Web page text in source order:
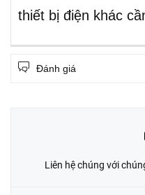
thiết bị điện khác
Đánh giá
Liên hệ chúng với